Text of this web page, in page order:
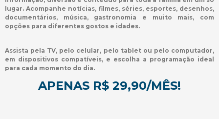
lugar. Acompanhe notícias, filmes, séries, esportes, desenhos,
documentários, música, gastronomia e muito mais, com
opções para diferentes gostos e idades.
Assista pela TV, pelo celular, pelo tablet ou pelo computador,
em dispositivos compatíveis, e escolha a programação ideal
para cada momento do dia.
APENAS R$ 29,90/MÊS!